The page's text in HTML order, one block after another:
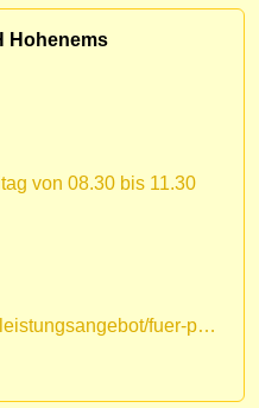
Hohenems
von 08.30 bis 11.30
www.landeskrankenhaus.at/leistungsangebot/fuer-patienten/medizinische-fachbereiche/lkh-hohenems/palliativstation/mobiles-palliativteam-vorarlberg